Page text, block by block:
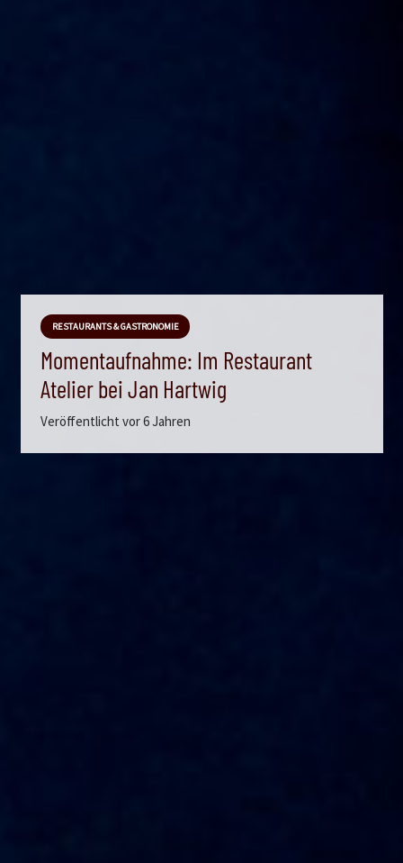
RESTAURANTS & GASTRONOMIE
Momentaufnahme: Im Restaurant
Atelier bei Jan Hartwig
Veröffentlicht vor 6 Jahren